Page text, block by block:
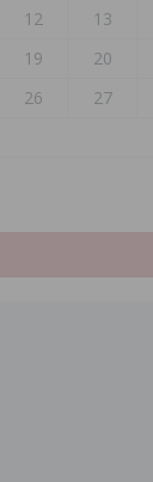
12 13
19 20
26 27